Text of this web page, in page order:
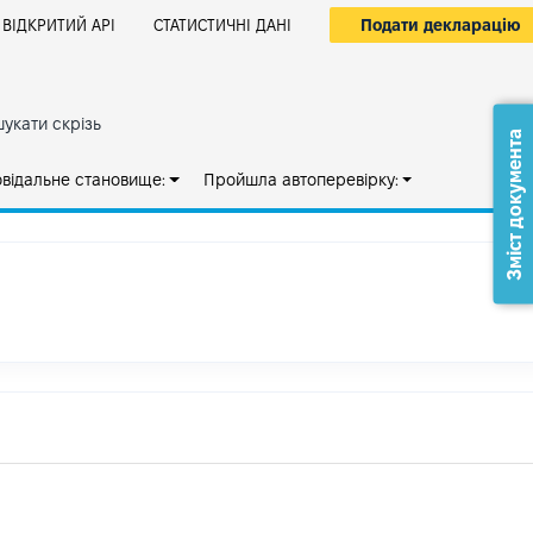
ВІДКРИТИЙ АРІ СТАТИСТИЧНІ ДАНІ Подати декларацію
скрізь
становище: Пройшла автоперевірку: Зміст документа